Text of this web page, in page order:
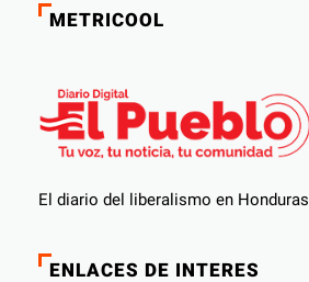
METRICOOL
El diario del liberalismo en Honduras
ENLACES DE INTERES